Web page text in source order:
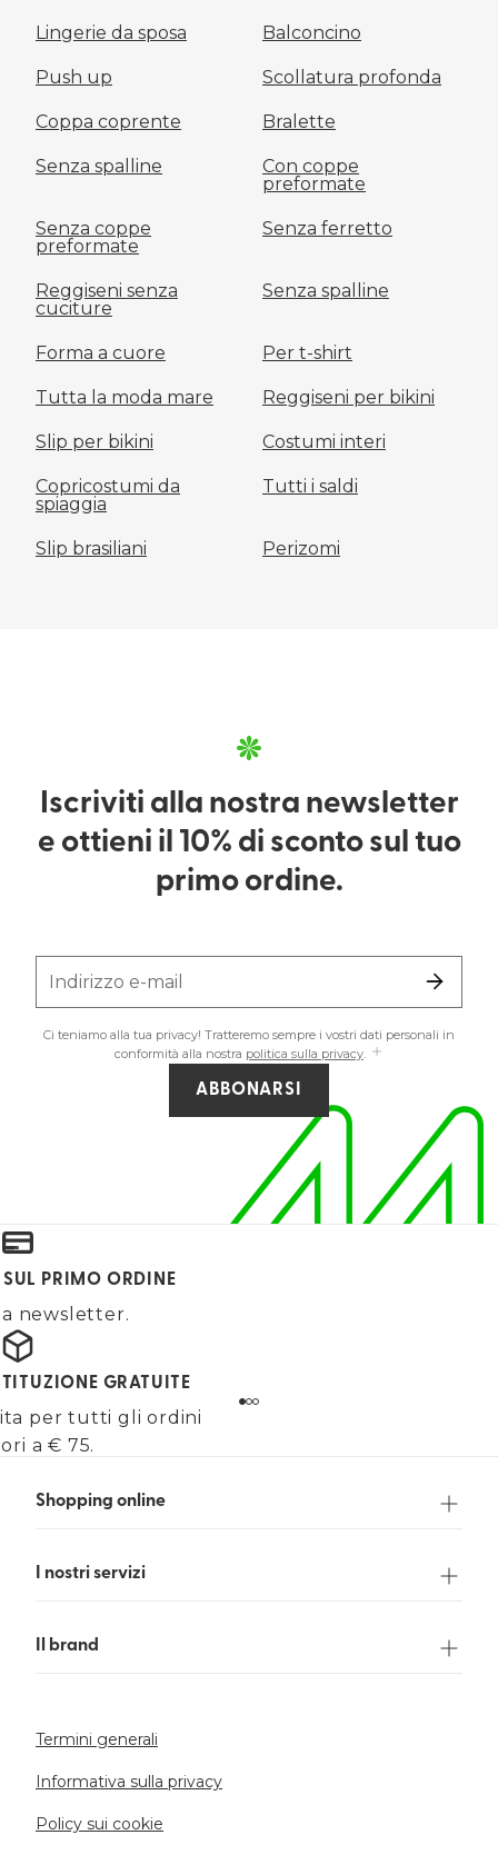
Lingerie da sposa Balconcino
Push up Scollatura profonda
Coppa coprente Bralette
Senza spalline
Con coppe
preformate
Senza coppe
preformate
Senza ferretto
Reggiseni senza
cuciture
Senza spalline
Forma a cuore Per t-shirt
Tutta la moda mare Reggiseni per bikini
Slip per bikini Costumi interi
Copricostumi da
spiaggia
Tutti i saldi
Slip brasiliani Perizomi
Iscriviti alla nostra newsletter
e ottieni il 10% di sconto sul tuo
primo ordine.
Indirizzo e-mail
Ci teniamo alla tua privacy! Tratteremo sempre i vostri dati personali in
conformità alla nostra politica sulla privacy
ABBONARSI
PRIMO ORDINE
newsletter.
GRATUITE
per tutti gli ordini
a € 75.
Shopping online
I nostri servizi
Il brand
Termini generali
Informativa sulla privacy
Policy sui cookie